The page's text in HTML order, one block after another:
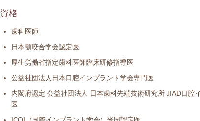
資格
歯科医師
日本顎咬合学会認定医
厚生労働省指定歯科医師臨床研修指導医
公益社団法人日本口腔インプラント学会専門医
内閣府認定 公益社団法人 日本歯科先端技術研究所 JIAD口腔
医